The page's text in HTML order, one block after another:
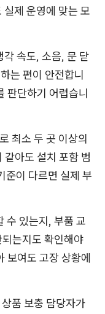
제 운영에 맞는 모
각 속도, 소음, 문 닫
는 편이 안전합니
판단하기 어렵습니
최소 두 곳 이상의
아도 설치 포함 범
준이 다르면 실제 부
수 있는지, 부품 교
는지도 확인해야
보여도 고장 상황에
품 보충 담당자가